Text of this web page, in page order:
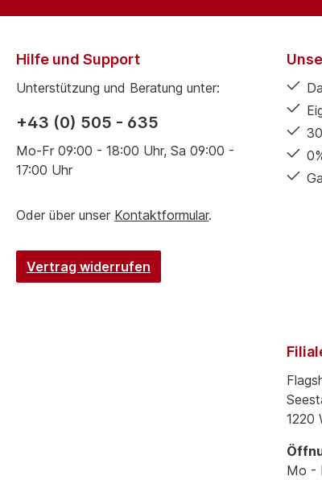
Hilfe und Support
Unterstützung und Beratung unter:
+43 (0) 505 - 635
Mo-Fr 09:00 - 18:00 Uhr, Sa 09:00 -
17:00 Uhr
Oder über unser Kontaktformular.
Vertrag widerrufen
1220
Mo -